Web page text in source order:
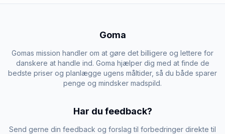
Goma
Gomas mission handler om at gøre det billigere og lettere for
danskere at handle ind. Goma hjælper dig med at finde de
bedste priser og planlægge ugens måltider, så du både sparer
penge og mindsker madspild.
Har du feedback?
Send gerne din feedback og forslag til forbedringer direkte til